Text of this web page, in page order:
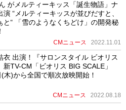
がメルティーキッス「誕生物語」ナ
演 “メルティーキッスが並びだすと、
と“ 「雪のようなくちどけ」の開発秘
CMニュース 2022.11.01
衣 出演！『サロンスタイル ビオリス
新TV-CM「ビオリス BIG SCALE」
木)から全国で順次放映開始！
CMニュース 2022.08.18